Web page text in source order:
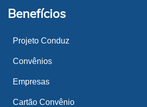
Benefícios
Projeto Conduz
Convênios
Empresas
Cartão Convênio